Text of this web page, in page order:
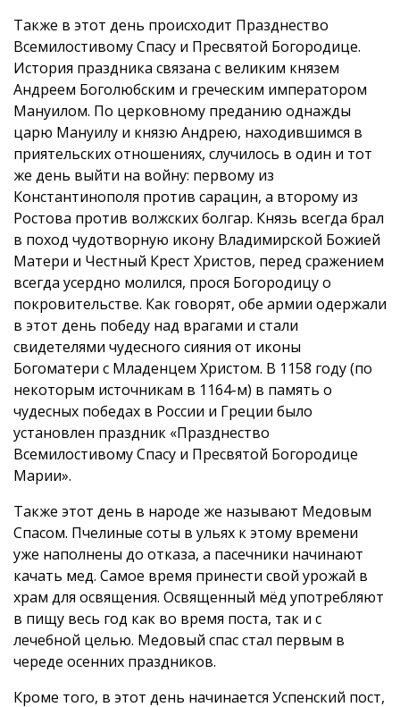
Также в этот день происходит Празднество
Всемилостивому Спасу и Пресвятой Богородице.
История праздника связана с великим князем
Андреем Боголюбским и греческим императором
Мануилом. По церковному преданию однажды
царю Мануилу и князю Андрею, находившимся в
приятельских отношениях, случилось в один и тот
же день выйти на войну: первому из
Константинополя против сарацин, а второму из
Ростова против волжских болгар. Князь всегда брал
в поход чудотворную икону Владимирской Божией
Матери и Честный Крест Христов, перед сражением
всегда усердно молился, прося Богородицу о
покровительстве. Как говорят, обе армии одержали
в этот день победу над врагами и стали
свидетелями чудесного сияния от иконы
Богоматери с Младенцем Христом. В 1158 году (по
некоторым источникам в 1164-м) в память о
чудесных победах в России и Греции было
установлен праздник «Празднество
Всемилостивому Спасу и Пресвятой Богородице
Марии».
Также этот день в народе же называют Медовым
Спасом. Пчелиные соты в ульях к этому времени
уже наполнены до отказа, а пасечники начинают
качать мед. Самое время принести свой урожай в
храм для освящения. Освященный мёд употребляют
в пищу весь год как во время поста, так и с
лечебной целью. Медовый спас стал первым в
череде осенних праздников.
Кроме того, в этот день начинается Успенский пост,